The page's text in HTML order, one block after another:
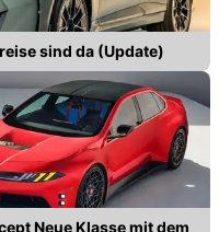
sind da (Update)
Neue Klasse mit dem